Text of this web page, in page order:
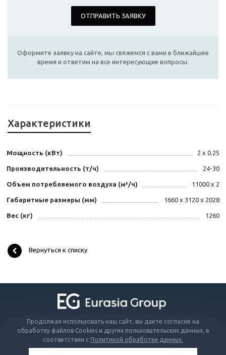
ОТПРАВИТЬ ЗАЯВКУ
Оформите заявку на сайте, мы свяжемся с вами в ближайшее
время и ответим на все интересующие вопросы.
Характеристики
Мощность (кВт) 2 x 0.25
Производительность (т/ч) 24-30
Объем потребляемого воздуха (м³/ч) 11000 x 2
Габаритные размеры (мм) 1660 x 3120 x 2028
Вес (кг) 1260
Вернуться к списку
Продолжая использовать наш сайт, вы даете согласие на
обработку файлов Cookies и других пользовательских данных, в
соответствии с Политикой обработки данных.